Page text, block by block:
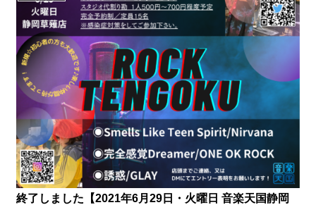
終了しました【2021年6月29日・火曜日 音楽天国静岡